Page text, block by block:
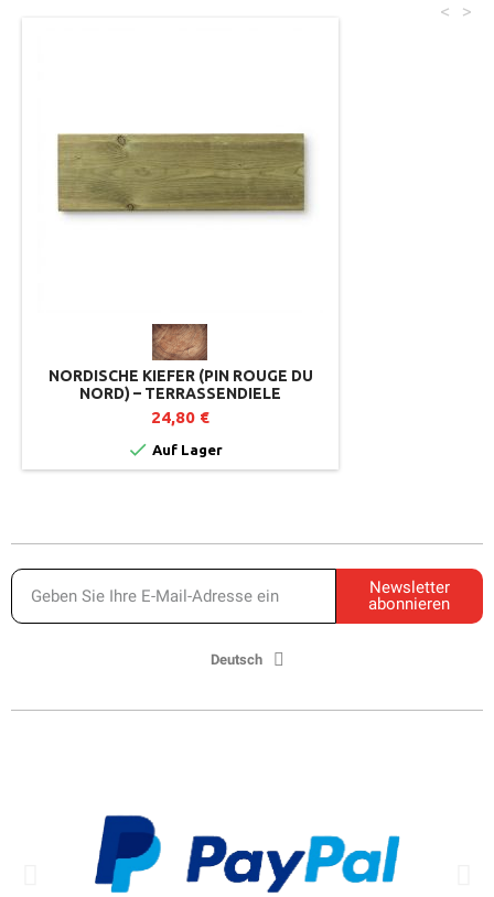
>
<
NORDISCHE KIEFER (PIN ROUGE DU
NORD) – TERRASSENDIELE
24,80 €
 Auf Lager
Newsletter
abonnieren
Deutsch